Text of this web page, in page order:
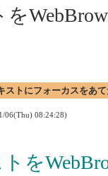
ストにフォーカスをあ
06(Thu) 08:24:28)
を